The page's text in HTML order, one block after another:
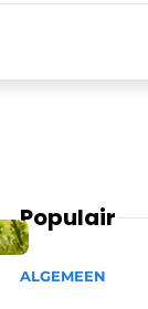
Populair
ALGEMEEN